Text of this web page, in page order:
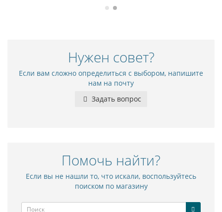
Нужен совет?
Если вам сложно определиться с выбором, напишите
нам на почту
Задать вопрос
Помочь найти?
Если вы не нашли то, что искали, воспользуйтесь
поиском по магазину